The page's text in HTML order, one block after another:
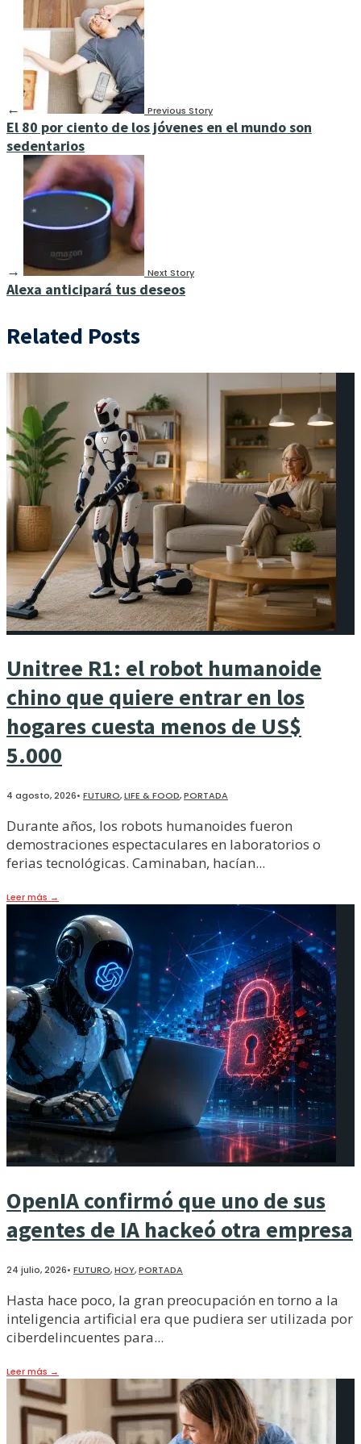
← Previous Story
El 80 por ciento de los jóvenes en el mundo son
sedentarios
→ Next Story
Alexa anticipará tus deseos
Related Posts
Unitree R1: el robot humanoide
chino que quiere entrar en los
hogares cuesta menos de US$
5.000
4 agosto, 2026• FUTURO,LIFE & FOOD,PORTADA
Durante años, los robots humanoides fueron
demostraciones espectaculares en laboratorios o
ferias tecnológicas. Caminaban, hacían...
Leer más →
OpenIA confirmó que uno de sus
agentes de IA hackeó otra empresa
24 julio, 2026• FUTURO,HOY,PORTADA
Hasta hace poco, la gran preocupación en torno a la
inteligencia artificial era que pudiera ser utilizada por
ciberdelincuentes para...
Leer más →